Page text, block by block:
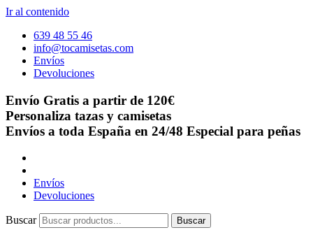
Ir al contenido
639 48 55 46
info@tocamisetas.com
Envíos
Devoluciones
Envío Gratis a partir de 120€
Personaliza tazas y camisetas
Envíos a toda España en 24/48 Especial para peñas
Envíos
Devoluciones
Buscar Buscar